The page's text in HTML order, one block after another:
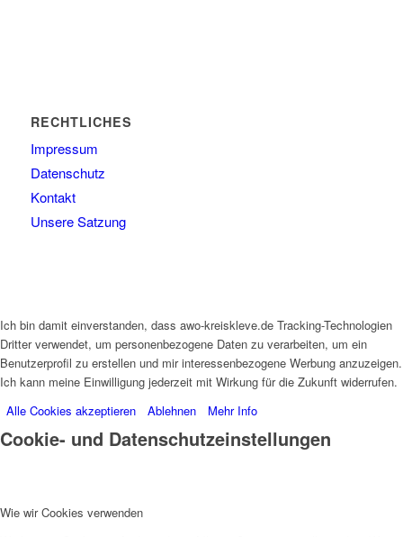
RECHTLICHES
Impressum
Datenschutz
Kontakt
Unsere Satzung
Ich bin damit einverstanden, dass awo-kreiskleve.de Tracking-Technologien
Dritter verwendet, um personenbezogene Daten zu verarbeiten, um ein
Benutzerprofil zu erstellen und mir interessenbezogene Werbung anzuzeigen.
Ich kann meine Einwilligung jederzeit mit Wirkung für die Zukunft widerrufen.
Alle Cookies akzeptieren
Ablehnen Mehr Info
Cookie- und Datenschutzeinstellungen
Wie wir Cookies verwenden